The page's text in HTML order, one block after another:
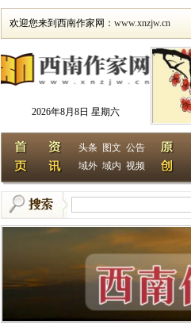
欢迎您来到西南作家网： www.xnzjw.cn
2026年8月8日 星期六
头条 图文 公告
域外 域内 视频